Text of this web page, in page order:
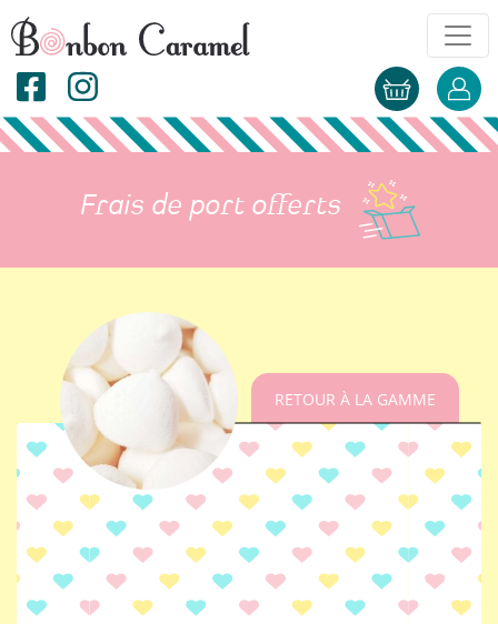
Frais de port offerts
RETOUR À LA GAMME